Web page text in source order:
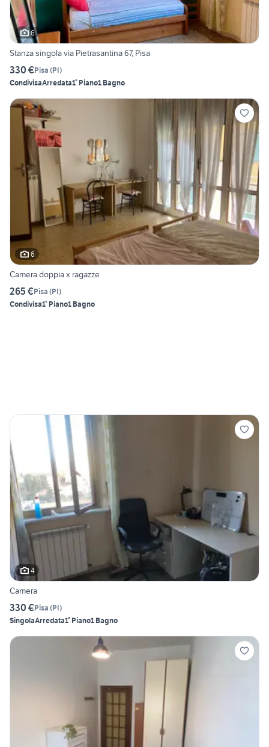
6
Stanza singola via Pietrasantina 67, Pisa
330 €Pisa (PI)
CondivisaArredata1° Piano1 Bagno
6
Camera doppia x ragazze
265 €Pisa (PI)
Condivisa1° Piano1 Bagno
4
Camera
330 €Pisa (PI)
SingolaArredata1° Piano1 Bagno